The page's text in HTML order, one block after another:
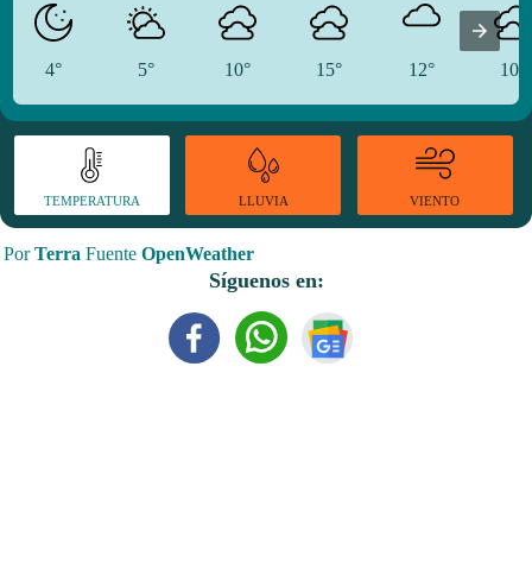
4° 5° 10° 15° 12° 10°
TEMPERATURA LLUVIA VIENTO
PorTerra Fuente OpenWeather
Síguenos en: